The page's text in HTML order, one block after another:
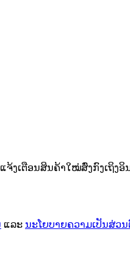
ງເຕືອນສິນຄ້າໃໝ່ສົ່ງກົງເຖິງອິ
ແລະ ນະໂຍບາຍຄວາມເປັນສ່ວນ